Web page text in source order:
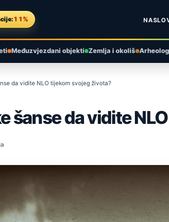
11%
Međuzvjezdani objekti Zemlja i okoliš
da vidite NLO tijekom svojeg života?
šanse da vidite